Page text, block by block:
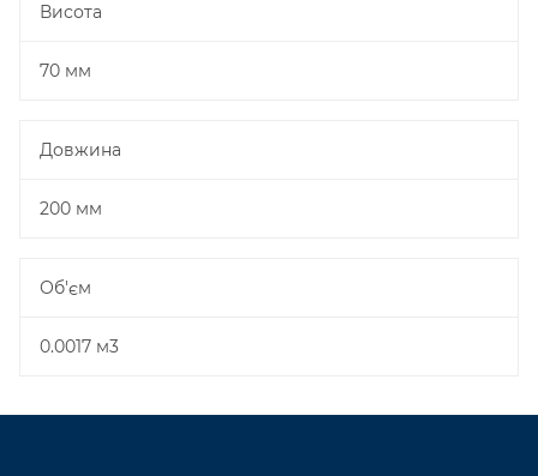
Висота
70 мм
Довжина
200 мм
Об'єм
0.0017 м3